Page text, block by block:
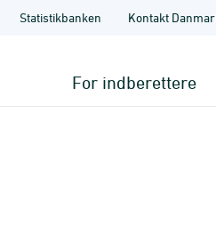
Statistikbanken Kontakt
For indberettere